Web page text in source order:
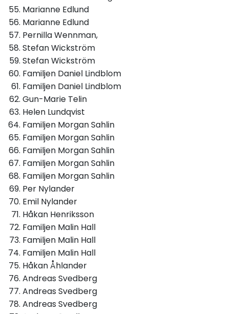
Marianne Edlund
Marianne Edlund
Pernilla Wennman,
Stefan Wickström
Stefan Wickström
Familjen Daniel Lindblom
Familjen Daniel Lindblom
Gun-Marie Telin
Helen Lundqvist
Familjen Morgan Sahlin
Familjen Morgan Sahlin
Familjen Morgan Sahlin
Familjen Morgan Sahlin
Familjen Morgan Sahlin
Per Nylander
Emil Nylander
Håkan Henriksson
Familjen Malin Hall
Familjen Malin Hall
Familjen Malin Hall
Håkan Åhlander
Andreas Svedberg
Andreas Svedberg
Andreas Svedberg